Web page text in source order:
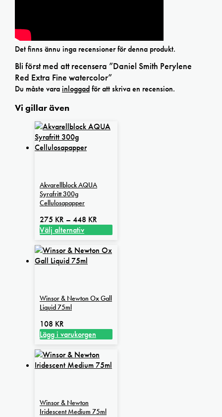
Det finns ännu inga recensioner för denna produkt.
Bli först med att recensera ”Daniel Smith Perylene
Red Extra Fine watercolor”
Du måste varainloggadför att skriva en recension.
Vi gillar även
Akvarellblock AQUA
Syrafritt 300g
Cellulosapapper
275 KR – 448 KR
448 kr
Välj alternativ
här
produkten
De
olika
alternativen
kan
på
produktsidan
Winsor & Newton Ox Gall
Liquid 75ml
108 KR
Lägg i varukorgen
Winsor & Newton
Iridescent Medium 75ml